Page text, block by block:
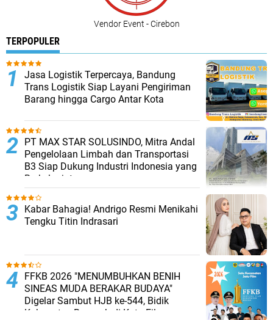
Vendor Event - Cirebon
TERPOPULER
Jasa Logistik Terpercaya, Bandung
Trans Logistik Siap Layani Pengiriman
Barang hingga Cargo Antar Kota
PT MAX STAR SOLUSINDO, Mitra Andal
Pengelolaan Limbah dan Transportasi
B3 Siap Dukung Industri Indonesia yang
Berkelanjutan
Kabar Bahagia! Andrigo Resmi Menikahi
Tengku Titin Indrasari
FFKB 2026 "MENUMBUHKAN BENIH
SINEAS MUDA BERAKAR BUDAYA"
Digelar Sambut HJB ke-544, Bidik
Kabupaten Bogor Jadi Kota Film